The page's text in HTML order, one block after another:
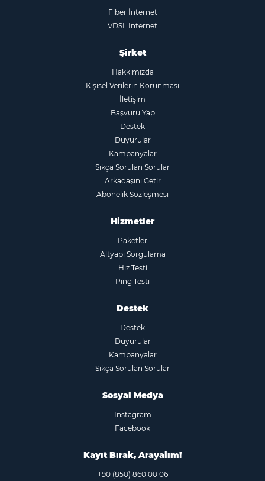
Fiber İnternet
VDSL İnternet
Şirket
Hakkımızda
Kişisel Verilerin Korunması
İletişim
Başvuru Yap
Destek
Duyurular
Kampanyalar
Sıkça Sorulan Sorular
Arkadaşını Getir
Abonelik Sözleşmesi
Hizmetler
Paketler
Altyapı Sorgulama
Hız Testi
Ping Testi
Destek
Destek
Duyurular
Kampanyalar
Sıkça Sorulan Sorular
Sosyal Medya
Instagram
Facebook
Kayıt Bırak, Arayalım!
+90 (850) 860 00 06